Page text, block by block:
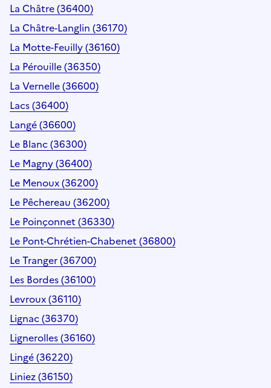
La Châtre (36400)
La Châtre-Langlin (36170)
La Motte-Feuilly (36160)
La Pérouille (36350)
La Vernelle (36600)
Lacs (36400)
Langé (36600)
Le Blanc (36300)
Le Magny (36400)
Le Menoux (36200)
Le Pêchereau (36200)
Le Poinçonnet (36330)
Le Pont-Chrétien-Chabenet (36800)
Le Tranger (36700)
Les Bordes (36100)
Levroux (36110)
Lignac (36370)
Lignerolles (36160)
Lingé (36220)
Liniez (36150)